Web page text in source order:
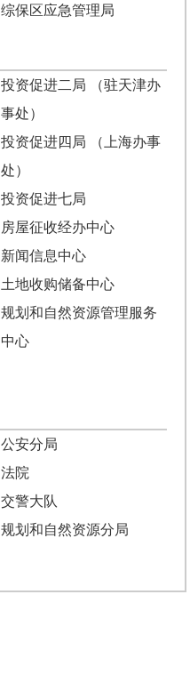
综保区应急管理局
投资促进二局 （驻天津办
事处）
投资促进四局 （上海办事
处）
投资促进七局
房屋征收经办中心
新闻信息中心
土地收购储备中心
规划和自然资源管理服务
中心
公安分局
法院
交警大队
规划和自然资源分局